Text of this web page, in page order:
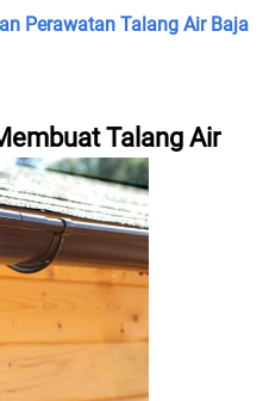
Perawatan Talang Air Baja
Talang Air